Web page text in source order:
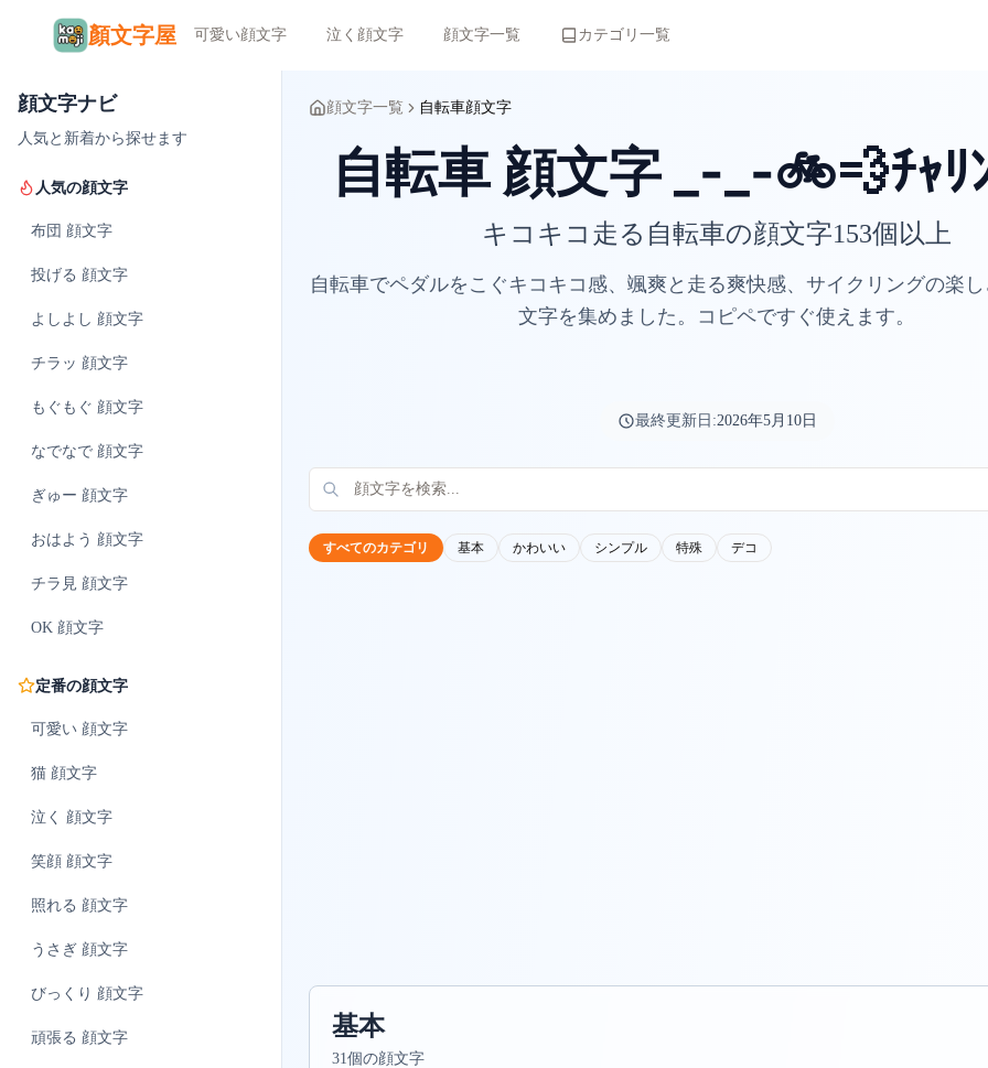
顏文字屋 可愛い顔文字 泣く顔文字 顔文字一覧 カテゴリ一覧
顔文字ナビ
人気と新着から探せます
人気の顔文字
布団 顔文字
投げる 顔文字
よしよし 顔文字
チラッ 顔文字
もぐもぐ 顔文字
なでなで 顔文字
ぎゅー 顔文字
おはよう 顔文字
チラ見 顔文字
OK 顔文字
定番の顔文字
可愛い 顔文字
猫 顔文字
泣く 顔文字
笑顔 顔文字
照れる 顔文字
うさぎ 顔文字
びっくり 顔文字
頑張る 顔文字
顔文字一覧 自転車顔文字
自転車 顔文字 _-_-🚲💨ﾁｬﾘ
キコキコ走る自転車の顔文字153個以上
自転車でペダルをこぐキコキコ感、颯爽と走る爽快感、サイクリングの楽
文字を集めました。コピペですぐ使えます。
最終更新日:2026年5月10日
すべてのカテゴリ 基本 かわいい シンプル 特殊 デコ
基本
31個の顔文字